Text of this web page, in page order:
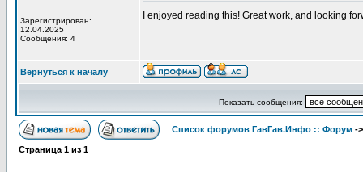
Зарегистрирован:
12.04.2025
Сообщения: 4
I enjoyed reading this! Great work, and looking
Вернуться к началу
Показать сообщения:
Список форумов ГавГав.Инфо :: Форум -
Страница 1 из 1